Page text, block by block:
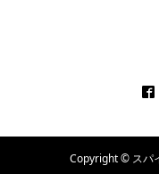
Copyright ©スパ